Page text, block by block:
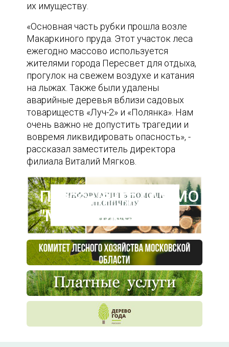
их имуществу.
«Основная часть рубки прошла возле
Макаркиного пруда. Этот участок леса
ежегодно массово используется
жителями города Пересвет для отдыха,
прогулок на свежем воздухе и катания
на лыжах. Также были удалены
аварийные деревья вблизи садовых
товариществ «Луч-2» и «Полянка». Нам
очень важно не допустить трагедии и
вовремя ликвидировать опасность», -
рассказал заместитель директора
филиала Виталий Мягков.
Пресс-центр ГАУ МО
"Мособллес"